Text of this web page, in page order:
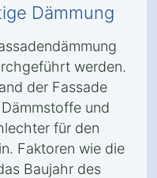
Dämmung
werden.
der Fassade
und
für den
Faktoren wie die
Baujahr des